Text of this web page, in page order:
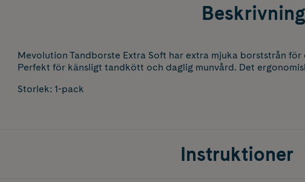
Beskrivning
Mevolution Tandborste Extra Soft har extra mjuka borststrån för
Perfekt för känsligt tandkött och daglig munvård. Det
Storlek: 1-pack
Instruktioner